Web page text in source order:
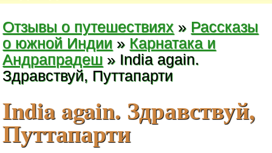
Отзывы о путешествиях » Рассказы
о южной Индии » Карнатака и
Андрапрадеш » India again.
Здравствуй, Путтапарти
India again. Здравствуй,
Путтапарти